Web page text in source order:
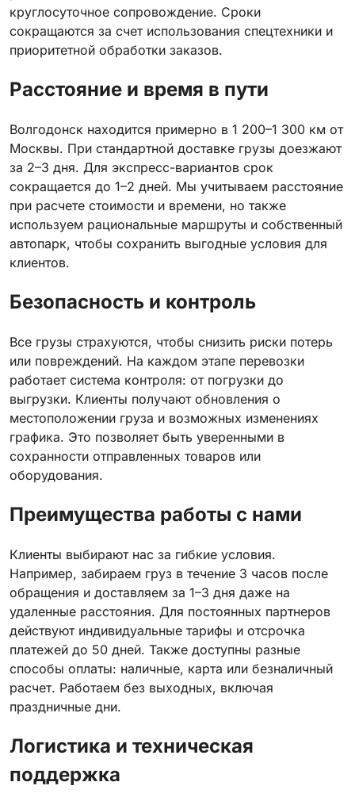
круглосуточное сопровождение. Сроки
сокращаются за счет использования спецтехники и
приоритетной обработки заказов.
Расстояние и время в пути
Волгодонск находится примерно в 1 200–1 300 км от
Москвы. При стандартной доставке грузы доезжают
за 2–3 дня. Для экспресс-вариантов срок
сокращается до 1–2 дней. Мы учитываем расстояние
при расчете стоимости и времени, но также
используем рациональные маршруты и собственный
автопарк, чтобы сохранить выгодные условия для
клиентов.
Безопасность и контроль
Все грузы страхуются, чтобы снизить риски потерь
или повреждений. На каждом этапе перевозки
работает система контроля: от погрузки до
выгрузки. Клиенты получают обновления о
местоположении груза и возможных изменениях
графика. Это позволяет быть уверенными в
сохранности отправленных товаров или
оборудования.
Преимущества работы с нами
Клиенты выбирают нас за гибкие условия.
Например, забираем груз в течение 3 часов после
обращения и доставляем за 1–3 дня даже на
удаленные расстояния. Для постоянных партнеров
действуют индивидуальные тарифы и отсрочка
платежей до 50 дней. Также доступны разные
способы оплаты: наличные, карта или безналичный
расчет. Работаем без выходных, включая
праздничные дни.
Логистика и техническая
поддержка